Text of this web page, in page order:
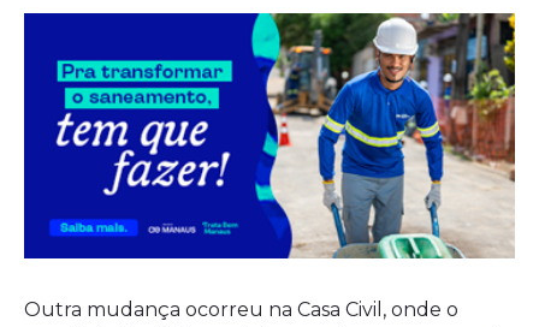
Outra mudança ocorreu na Casa Civil, onde o